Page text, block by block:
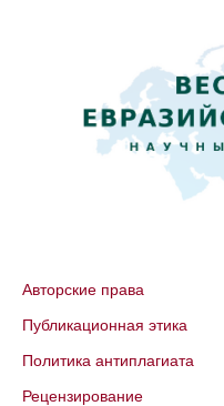
Авторские права
Публикационная этика
Политика антиплагиата
Рецензирование